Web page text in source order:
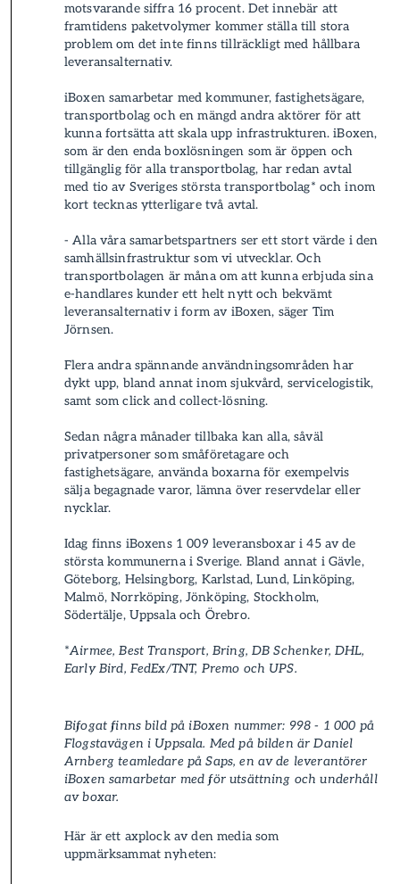
motsvarande siffra 16 procent. Det innebär att
framtidens paket­volymer kommer ställa till stora
problem om det inte finns tillräckligt med hållbara
leverans­alternativ.
iBoxen samarbetar med kommuner, fastighetsägare,
transportbolag och en mängd andra aktörer för att
kunna fortsätta att skala upp infrastrukturen. iBoxen,
som är den enda boxlösningen som är öppen och
tillgänglig för alla transportbolag, har redan avtal
med tio av Sveriges störstatransportbolag* och inom
kort tecknas ytterligare två avtal.
- Alla våra samarbetspartners ser ett stort värde i den
samhällsinfrastruktur som vi utvecklar. Och
transportbolagen är måna om att kunna erbjuda sina
e-handlares kunder ett helt nytt och bekvämt
leverans­alternativ i form av iBoxen, säger Tim
Jörnsen.
Flera andra spännande användningsområden har
dykt upp, bland annat inom sjukvård, servicelogistik,
samt som click and collect-lösning.
Sedan några månader tillbaka kan alla, såväl
privatpersoner som småföretagare och
fastighetsägare, använda boxarna för exempelvis
sälja begagnade varor, lämna över reservdelar eller
nycklar.
Idag finns iBoxens 1 009 leverans­boxar i 45 av de
största kommunerna i Sverige. Bland annat i Gävle,
Göteborg, Helsingborg, Karlstad, Lund, Linköping,
Malmö, Norrköping, Jönköping, Stockholm,
Södertälje, Uppsala och Örebro.
*Airmee, Best Transport, Bring, DB Schenker, DHL,
Early Bird, FedEx/TNT, Premo och UPS.
Bifogat finns bild på iBoxen nummer: 998 - 1 000 på
Flogstavägen i Uppsala. Med på bilden är Daniel
Arnberg teamledare på Saps, en av de leverantörer
iBoxen samarbetar med för utsättning och underhåll
av boxar.
Här är ett axplock av den media som
uppmärksammat nyheten: